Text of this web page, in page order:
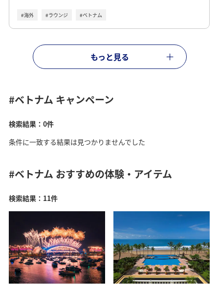
#海外 #ラウンジ #ベトナム
もっと見る
#ベトナム キャンペーン
検索結果：0件
条件に一致する結果は見つかりませんでした
#ベトナム おすすめの体験・アイテム
検索結果：11件